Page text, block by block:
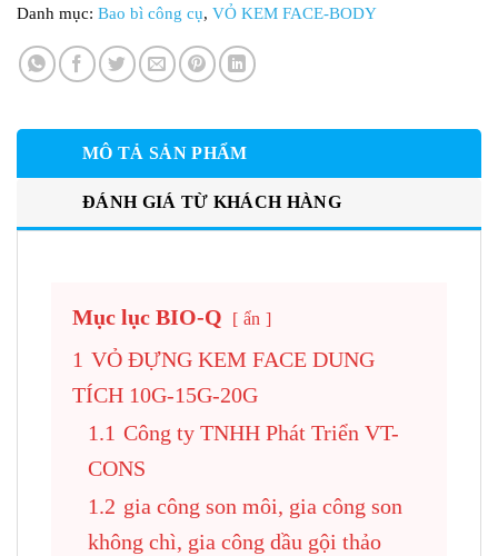
Danh mục: Bao bì công cụ, VỎ KEM FACE-BODY
MÔ TẢ SẢN PHẨM
ĐÁNH GIÁ TỪ KHÁCH HÀNG
Mục lục BIO-Q ẩn
1 VỎ ĐỰNG KEM FACE DUNG
TÍCH 10G-15G-20G
1.1 Công ty TNHH Phát Triển VT-
CONS
1.2 gia công son môi, gia công son
không chì, gia công dầu gội thảo